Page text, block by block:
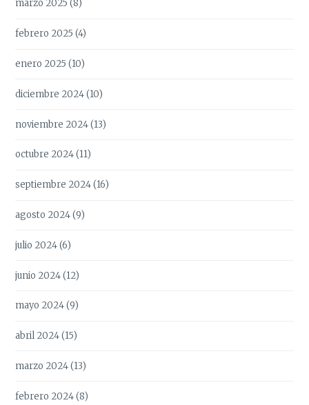
marzo 2025 (8)
febrero 2025 (4)
enero 2025 (10)
diciembre 2024(10)
noviembre 2024(13)
octubre 2024(11)
septiembre 2024(16)
agosto 2024(9)
julio 2024(6)
junio 2024(12)
mayo 2024(9)
abril 2024(15)
marzo 2024(13)
febrero 2024(8)